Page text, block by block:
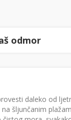
odmor
daleko od
šljunčanim